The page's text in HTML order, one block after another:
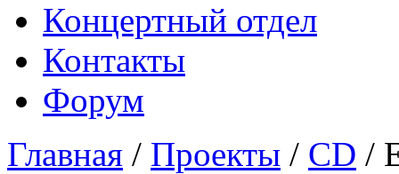
Концертный отдел
Контакты
Форум
Главная / Проекты / CD /